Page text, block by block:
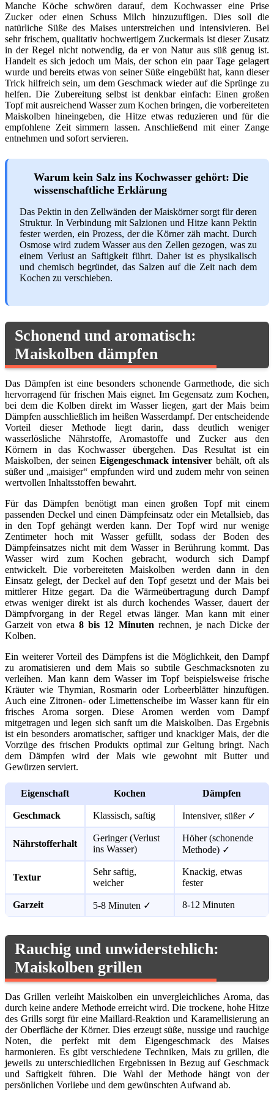
Manche Köche schwören darauf, dem Kochwasser eine Prise
Zucker oder einen Schuss Milch hinzuzufügen. Dies soll die
natürliche Süße des Maises unterstreichen und intensivieren. Bei
sehr frischem, qualitativ hochwertigem Zuckermais ist dieser Zusatz
in der Regel nicht notwendig, da er von Natur aus süß genug ist.
Handelt es sich jedoch um Mais, der schon ein paar Tage gelagert
wurde und bereits etwas von seiner Süße eingebüßt hat, kann dieser
Trick hilfreich sein, um dem Geschmack wieder auf die Sprünge zu
helfen. Die Zubereitung selbst ist denkbar einfach: Einen großen
Topf mit ausreichend Wasser zum Kochen bringen, die vorbereiteten
Maiskolben hineingeben, die Hitze etwas reduzieren und für die
empfohlene Zeit simmern lassen. Anschließend mit einer Zange
entnehmen und sofort servieren.
Warum kein Salz ins Kochwasser gehört: Die
wissenschaftliche Erklärung
Das Pektin in den Zellwänden der Maiskörner sorgt für deren
Struktur. In Verbindung mit Salzionen und Hitze kann Pektin
fester werden, ein Prozess, der die Körner zäh macht. Durch
Osmose wird zudem Wasser aus den Zellen gezogen, was zu
einem Verlust an Saftigkeit führt. Daher ist es physikalisch
und chemisch begründet, das Salzen auf die Zeit nach dem
Kochen zu verschieben.
Schonend und aromatisch:
Maiskolben dämpfen
Das Dämpfen ist eine besonders schonende Garmethode, die sich
hervorragend für frischen Mais eignet. Im Gegensatz zum Kochen,
bei dem die Kolben direkt im Wasser liegen, gart der Mais beim
Dämpfen ausschließlich im heißen Wasserdampf. Der entscheidende
Vorteil dieser Methode liegt darin, dass deutlich weniger
wasserlösliche Nährstoffe, Aromastoffe und Zucker aus den
Körnern in das Kochwasser übergehen. Das Resultat ist ein
Maiskolben, der seinen Eigengeschmack intensiver behält, oft als
süßer und „maisiger“ empfunden wird und zudem mehr von seinen
wertvollen Inhaltsstoffen bewahrt.
Für das Dämpfen benötigt man einen großen Topf mit einem
passenden Deckel und einen Dämpfeinsatz oder ein Metallsieb, das
in den Topf gehängt werden kann. Der Topf wird nur wenige
Zentimeter hoch mit Wasser gefüllt, sodass der Boden des
Dämpfeinsatzes nicht mit dem Wasser in Berührung kommt. Das
Wasser wird zum Kochen gebracht, wodurch sich Dampf
entwickelt. Die vorbereiteten Maiskolben werden dann in den
Einsatz gelegt, der Deckel auf den Topf gesetzt und der Mais bei
mittlerer Hitze gegart. Da die Wärmeübertragung durch Dampf
etwas weniger direkt ist als durch kochendes Wasser, dauert der
Dämpfvorgang in der Regel etwas länger. Man kann mit einer
Garzeit von etwa8 bis 12 Minuten rechnen, je nach Dicke der
Kolben.
Ein weiterer Vorteil des Dämpfens ist die Möglichkeit, den Dampf
zu aromatisieren und dem Mais so subtile Geschmacksnoten zu
verleihen. Man kann dem Wasser im Topf beispielsweise frische
Kräuter wie Thymian, Rosmarin oder Lorbeerblätter hinzufügen.
Auch eine Zitronen- oder Limettenscheibe im Wasser kann für ein
frisches Aroma sorgen. Diese Aromen werden vom Dampf
mitgetragen und legen sich sanft um die Maiskolben. Das Ergebnis
ist ein besonders aromatischer, saftiger und knackiger Mais, der die
Vorzüge des frischen Produkts optimal zur Geltung bringt. Nach
dem Dämpfen wird der Mais wie gewohnt mit Butter und
Gewürzen serviert.
Eigenschaft Kochen Dämpfen
Geschmack Klassisch, saftig Intensiver, süßer ✓
Nährstofferhalt
Geringer (Verlust
ins Wasser)
Höher (schonende
Methode) ✓
Textur
Sehr saftig,
weicher
Knackig, etwas
fester
Garzeit 5-8 Minuten ✓ 8-12 Minuten
Rauchig und unwiderstehlich:
Maiskolben grillen
Das Grillen verleiht Maiskolben ein unvergleichliches Aroma, das
durch keine andere Methode erreicht wird. Die trockene, hohe Hitze
des Grills sorgt für eine Maillard-Reaktion und Karamellisierung an
der Oberfläche der Körner. Dies erzeugt süße, nussige und rauchige
Noten, die perfekt mit dem Eigengeschmack des Maises
harmonieren. Es gibt verschiedene Techniken, Mais zu grillen, die
jeweils zu unterschiedlichen Ergebnissen in Bezug auf Geschmack
und Saftigkeit führen. Die Wahl der Methode hängt von der
persönlichen Vorliebe und dem gewünschten Aufwand ab.